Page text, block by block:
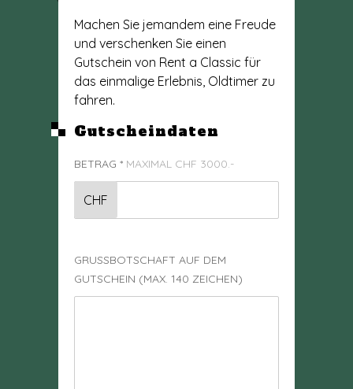
Machen Sie jemandem eine Freude
und verschenken Sie einen
Gutschein von Rent a Classic für
das einmalige Erlebnis, Oldtimer zu
fahren.
Gutscheindaten
BETRAG * MAXIMAL CHF 3000.-
CHF
GRUSSBOTSCHAFT AUF DEM
GUTSCHEIN (MAX. 140 ZEICHEN)